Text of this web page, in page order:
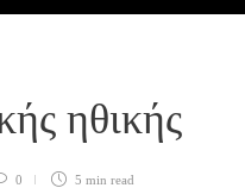
ηθικής
0 5 min read